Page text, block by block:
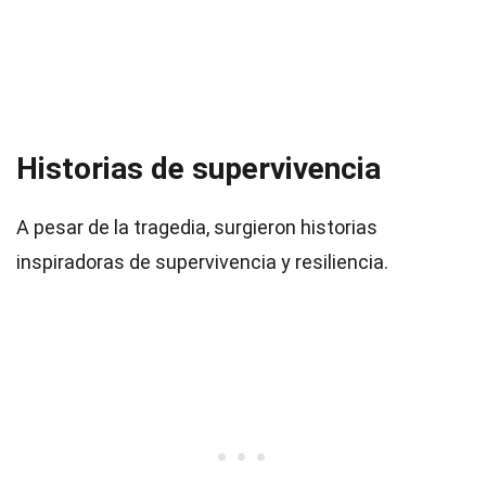
Historias de supervivencia
A pesar de la tragedia, surgieron historias
inspiradoras de supervivencia y resiliencia.